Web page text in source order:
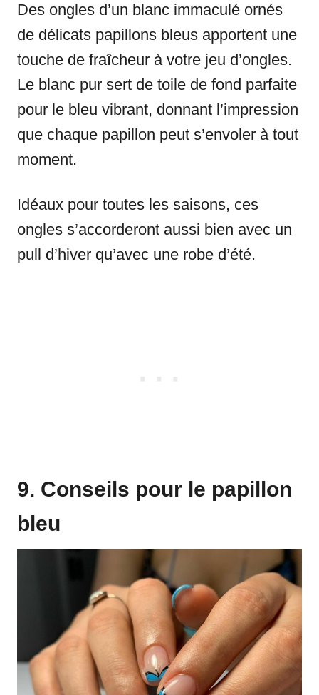
Des ongles d’un blanc immaculé ornés
de délicats papillons bleus apportent une
touche de fraîcheur à votre jeu d’ongles.
Le blanc pur sert de toile de fond parfaite
pour le bleu vibrant, donnant l’impression
que chaque papillon peut s’envoler à tout
moment.
Idéaux pour toutes les saisons, ces
ongles s’accorderont aussi bien avec un
pull d’hiver qu’avec une robe d’été.
9. Conseils pour le papillon
bleu